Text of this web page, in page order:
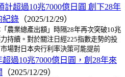
計超過10兆7000億日圓 創下28年
紀錄 （2025/12/29）
農業總產出額」時隔28年再次突破10兆
持續。對於關注日經225指數走勢的投
場對日本央行利率決策可能提前
過10兆7000億日圓，創28年來
（2025/12/29）